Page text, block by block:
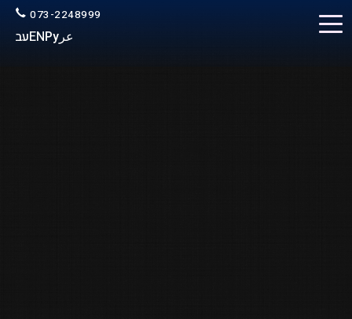
073-2248999
عرРу
ENעב